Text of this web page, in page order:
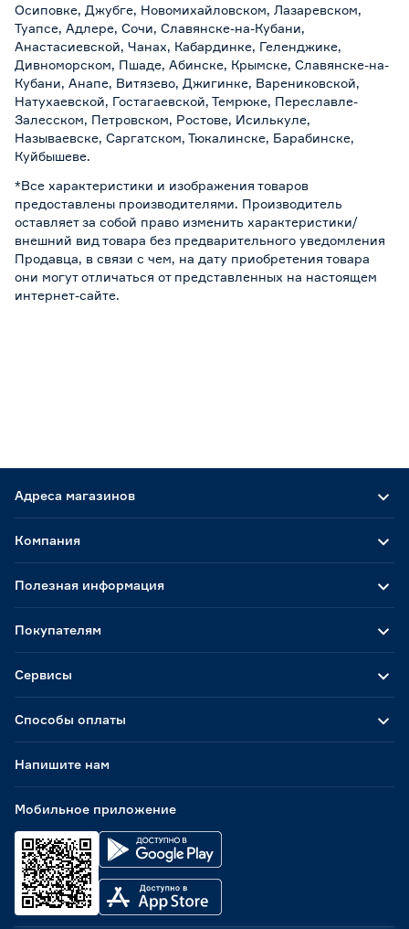
Осиповке, Джубге, Новомихайловском, Лазаревском,
Туапсе, Адлере, Сочи, Славянске-на-Кубани,
Анастасиевской, Чанах, Кабардинке, Геленджике,
Дивноморском, Пшаде, Абинске, Крымске, Славянске-на-
Кубани, Анапе, Витязево, Джигинке, Варениковской,
Натухаевской, Гостагаевской, Темрюке, Переславле-
Залесском, Петровском, Ростове, Исилькуле,
Называевске, Саргатском, Тюкалинске, Барабинске,
Куйбышеве.
*Все характеристики и изображения товаров
предоставлены производителями. Производитель
оставляет за собой право изменить характеристики/
внешний вид товара без предварительного уведомления
Продавца, в связи с чем, на дату приобретения товара
они могут отличаться от представленных на настоящем
интернет-сайте.
Адреса магазинов
Способы оплаты
Мобильное приложение
Компания
Полезная информация
Покупателям
Сервисы
Напишите нам